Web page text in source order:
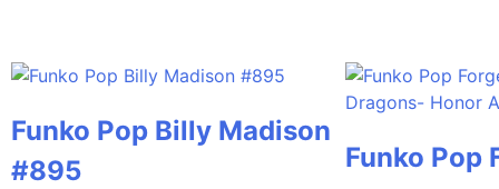
Funko Pop Billy Madison
#895
Funko Pop